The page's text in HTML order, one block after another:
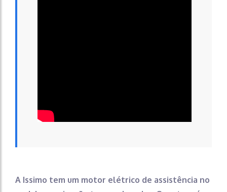
A Issimo tem um motor elétrico de assistência no